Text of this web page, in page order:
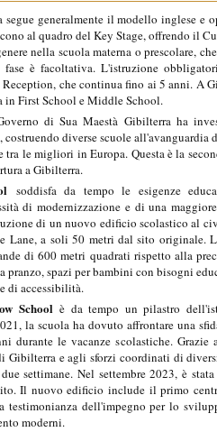
generalmente il modello inglese e
al quadro del Key Stage, offrendo il
nella scuola materna o prescolare,
fase è facoltativa. L'istruzione
che continua fino ai 5 anni. A
in First School e Middle School.
di Sua Maestà Gibilterra ha
diverse scuole all'avanguardia
tra le migliori in Europa. Questa è la
a Gibilterra.
soddisfa da tempo le esigenze
di modernizzazione e di una
di un nuovo edificio scolastico al
Lane, a soli 50 metri dal sito originale.
di 600 metri quadrati rispetto alla
pranzo, spazi per bambini con bisogni
di accessibilità.
Schoolè da tempo un pilastro
la scuola ha dovuto affrontare una
durante le vacanze scolastiche.
Gibilterra e agli sforzi coordinati di
settimane. Nel settembre 2023, è
Il nuovo edificio include il primo
testimonianza dell'impegno per lo
moderni.